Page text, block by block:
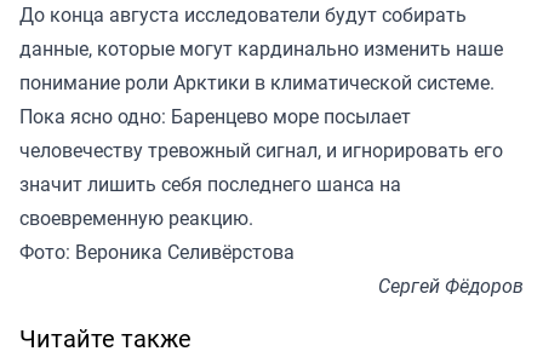
До конца августа исследователи будут собирать
данные, которые могут кардинально изменить наше
понимание роли Арктики в климатической системе.
Пока ясно одно: Баренцево море посылает
человечеству тревожный сигнал, и игнорировать его
значит лишить себя последнего шанса на
своевременную реакцию.
Фото: Вероника Селивёрстова
Сергей Фёдоров
Читайте также